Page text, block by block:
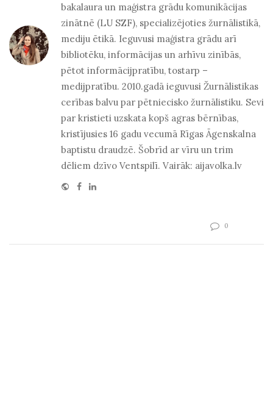
bakalaura un maģistra grādu komunikācijas
zinātnē (LU SZF), specializējoties žurnālistikā,
mediju ētikā. Ieguvusi maģistra grādu arī
bibliotēku, informācijas un arhīvu zinībās,
pētot informācijpratību, tostarp –
medijpratību. 2010.gadā ieguvusi Žurnālistikas
cerības balvu par pētniecisko žurnālistiku. Sevi
par kristieti uzskata kopš agras bērnības,
kristījusies 16 gadu vecumā Rīgas Āgenskalna
baptistu draudzē. Šobrīd ar vīru un trim
dēliem dzīvo Ventspilī. Vairāk: aijavolka.lv
Website
Facebook
Linkedin
0